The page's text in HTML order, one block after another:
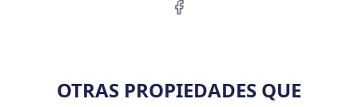
OTRAS PROPIEDADES QUE